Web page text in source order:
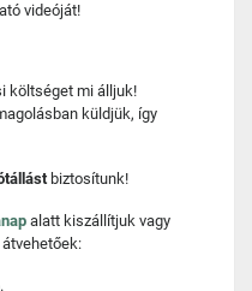
videóját!
költséget mi álljuk!
küldjük, így
biztosítunk!
alatt kiszállítjuk vagy